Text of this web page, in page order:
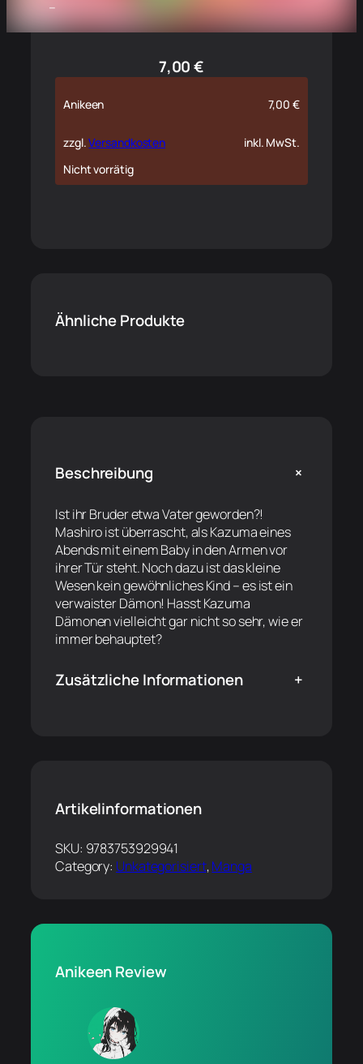
–
7,00€
Anikeen 7,00€
zzgl.Versandkosten
inkl. MwSt.
Nicht vorrätig
Ähnliche Produkte
Beschreibung +
Ist ihr Bruder etwa Vater geworden?!
Mashiro ist überrascht, als Kazuma eines
Abends mit einem Baby in den Armen vor
ihrer Tür steht. Noch dazu ist das kleine
Wesen kein gewöhnliches Kind – es ist ein
verwaister Dämon! Hasst Kazuma
Dämonen vielleicht gar nicht so sehr, wie er
immer behauptet?
Zusätzliche Informationen +
Artikelinformationen
SKU: 9783753929941
Category: Unkategorisiert, Manga
Anikeen Review